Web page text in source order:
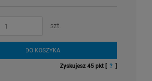
szt.
DO KOSZYKA
Zyskujesz 45 pkt [ ? ]